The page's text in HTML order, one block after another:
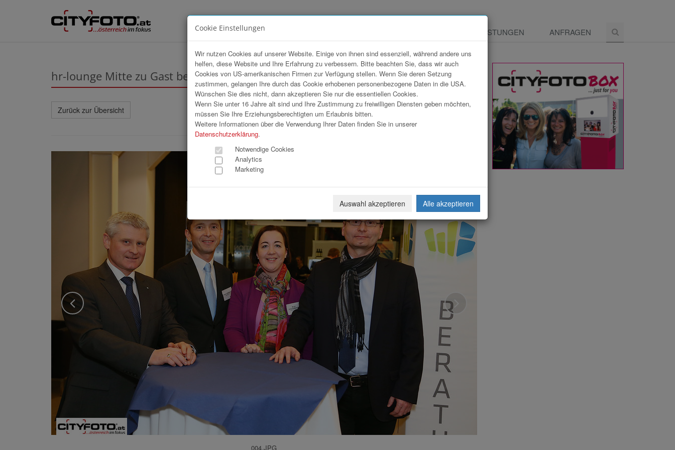
LEISTUNGEN ANFRAGEN
hr-lounge Mitte zu Gast bei OÖ Wohnbau GmbH
Zurück zur Übersicht Download Weiterleiten
004.JPG
Cookie Einstellungen
Wir nutzen Cookies auf unserer Website. Einige von ihnen sind essenziell, während andere uns
helfen, diese Website und Ihre Erfahrung zu verbessern. Bitte beachten Sie, dass wir auch
Cookies von US-amerikanischen Firmen zur Verfügung stellen. Wenn Sie deren Setzung
zustimmen, gelangen Ihre durch das Cookie erhobenen personenbezogene Daten in die USA.
Wünschen Sie dies nicht, dann akzeptieren Sie nur die essentiellen Cookies.
Wenn Sie unter 16 Jahre alt sind und Ihre Zustimmung zu freiwilligen Diensten geben möchten,
müssen Sie Ihre Erziehungsberechtigten um Erlaubnis bitten.
Weitere Informationen über die Verwendung Ihrer Daten finden Sie in unserer
Datenschutzerklärung.
Notwendige Cookies
Analytics
Marketing
Auswahl akzeptieren Alle akzeptieren